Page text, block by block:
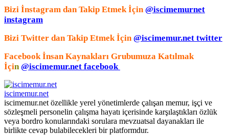
Bizi İnstagram dan Takip Etmek İçin @iscimemurnet
instagram
Bizi Twitter dan Takip Etmek İçin @iscimemur.net twitter
Facebook İnsan Kaynakları Grubumuza Katılmak
İçin @iscimemur.net facebook
iscimemur.net
iscimemur.net özellikle yerel yönetimlerde çalışan memur, işçi ve
sözleşmeli personelin çalışma hayatı içerisinde karşılaştıkları özlük
veya bordro konularındaki sorulara mevzuatsal dayanakları ile
birlikte cevap bulabilecekleri bir platformdur.